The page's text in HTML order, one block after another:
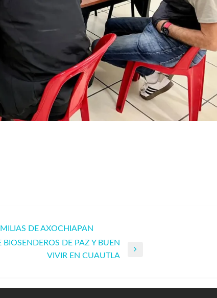
DE AXOCHIAPAN
DE PAZ Y BUEN
VIVIR EN CUAUTLA